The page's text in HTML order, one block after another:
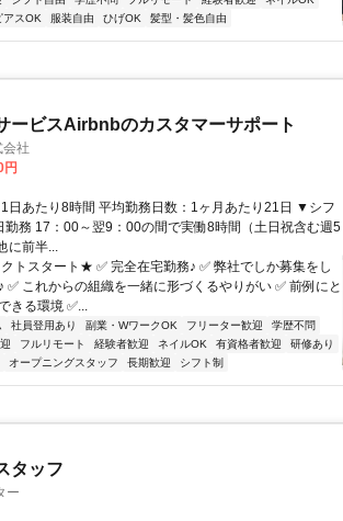
アスOK 服装自由 ひげOK 髪型・髪色自由
ビスAirbnbのカスタマーサポート
社
日あたり8時間 平均勤務日数：1ヶ月あたり21日 ▼シフ
勤務 17：00～翌9：00の間で実働8時間（土日祝含む週5
に前半...
トスタート★ ✅ 完全在宅勤務♪ ✅ 弊社でしか募集をし
これからの組織を一緒に形づくるやりがい ✅ 前例にと
きる環境 ✅...
社員登用あり 副業・WワークOK フリーター歓迎
学歴不問
フルリモート 経験者歓迎 ネイルOK 有資格者歓迎
研修あり
オープニングスタッフ 長期歓迎 シフト制
タッフ
ー